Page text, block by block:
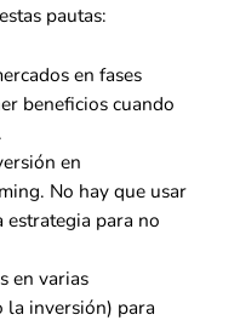
pautas:
en fases
beneficios cuando
en
No hay que usar
para no
en varias
la inversión) para